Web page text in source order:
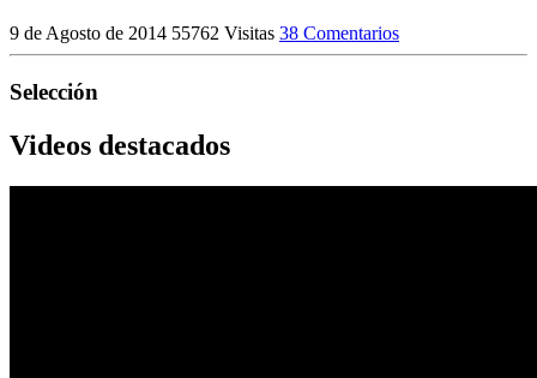
9 de Agosto de 2014 55762 Visitas 38 Comentarios
Selección
Videos destacados